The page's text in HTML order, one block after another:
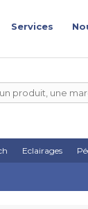
Services
Eclairages